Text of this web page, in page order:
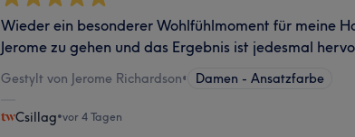
Wieder ein besonderer Wohlfühlmoment für meine
Jerome zu gehen und das Ergebnis ist jedesmal
Gestylt von Jerome Richardson• Damen - Ansatzfarbe
Csillag•vor 4 Tagen